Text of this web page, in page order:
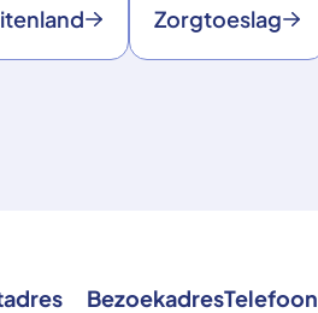
Zorgtoeslag
BezoekadresTelefoon